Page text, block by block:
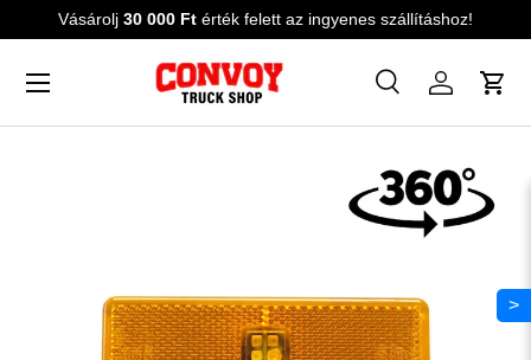
Ugrás a tartalomra
Vásárolj 30 000 Ft érték felett az ingyenes szállításhoz!
Keresés
Keresés
Menü
>